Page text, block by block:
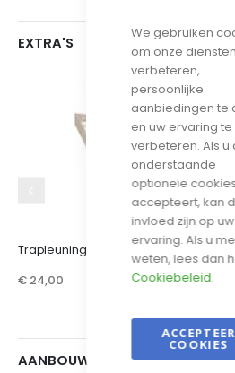
We gebruiken
om onze
verbeteren,
persoonlijke
aanbiedingen te
en uw ervaring te
verbeteren. Als u
onderstaande
optionele
accepteert, kan
invloed zijn op uw
ervaring. Als u
weten, lees dan
Cookiebeleid.
ACCEPTEER
COOKIES
EXTRA'S
Trapleuning
€ 24,00 €
AANBOUWSCHOMMEL